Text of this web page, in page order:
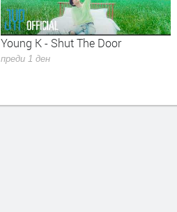
Young K - Shut The Door
преди 1 ден